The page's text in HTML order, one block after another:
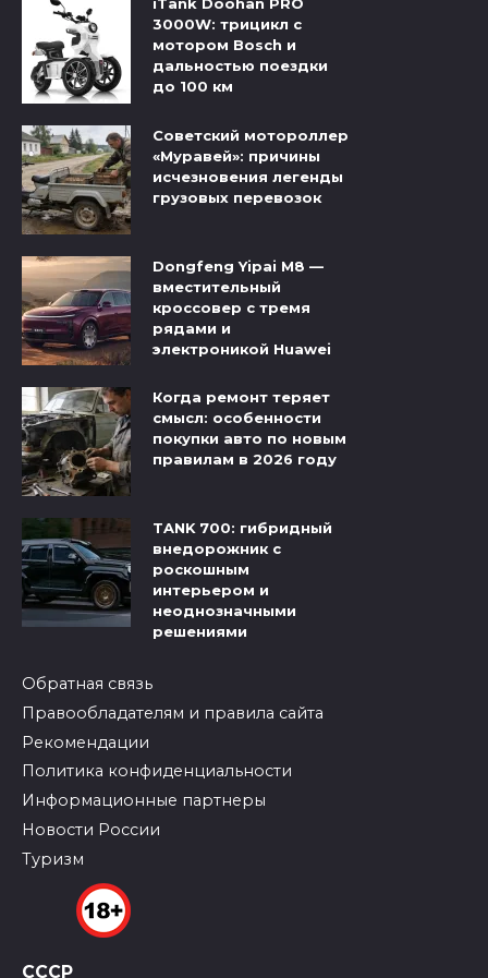
iTank Doohan PRO
3000W: трицикл с
мотором Bosch и
дальностью поездки
до 100 км
Советский мотороллер
«Муравей»: причины
исчезновения легенды
грузовых перевозок
Dongfeng Yipai M8 —
вместительный
кроссовер с тремя
рядами и
электроникой Huawei
Когда ремонт теряет
смысл: особенности
покупки авто по новым
правилам в 2026 году
TANK 700: гибридный
внедорожник с
роскошным
интерьером и
неоднозначными
решениями
Обратная связь
Правообладателям и правила сайта
Рекомендации
Политика конфиденциальности
Информационные партнеры
Новости России
Туризм
СССР